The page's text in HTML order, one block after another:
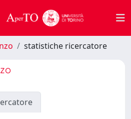
statistiche ricercatore